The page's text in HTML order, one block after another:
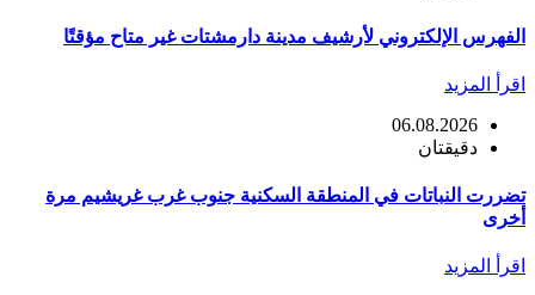
الفهرس الإلكتروني لأرشيف مدينة دارمشتات غير متاح مؤقتًا
اقرأ المزيد
06.08.2026
دقيقتان
تضررت النباتات في المنطقة السكنية جنوب غرب غريشيم مرة
أخرى
اقرأ المزيد